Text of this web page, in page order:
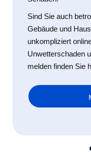
Sind Sie auch
Gebäude und
unkompliziert
Unwetterschaden
melden finden Sie